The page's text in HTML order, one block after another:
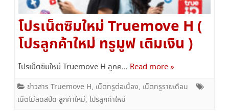
โปรเน็ตซิมใหม่ Truemove H (
โปรลูกค้าใหม่ ทรูมูฟ เติมเงิน )
โปรเน็ตซิมใหม่ Truemove H ลูกค… Read more »
ข่าวสาร Truemove H, เน็ตทรูต่อเนื่อง, เน็ตทรูรายเดือน
เน็ตไม่ลดสปีด ลูกค้าใหม่, โปรลูกค้าใหม่